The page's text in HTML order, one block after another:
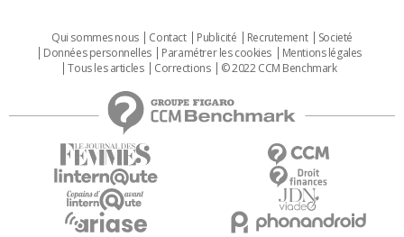
Qui sommes nous Contact Publicité Recrutement
Societé
Données personnelles
Paramétrer les cookies
Mentions légales
Tous les articles
Corrections © 2022 CCM Benchmark